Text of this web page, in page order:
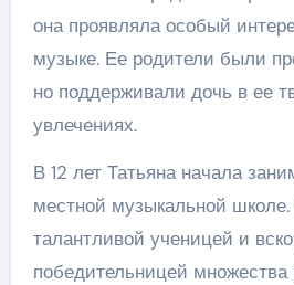
она проявляла особый
музыке. Ее родители были
но поддерживали дочь в ее
увлечениях.
В 12 лет Татьяна начала
местной музыкальной
талантливой ученицей и
победительницей множества